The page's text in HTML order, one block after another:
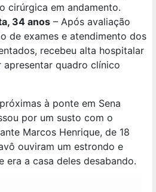
cirúrgica em andamento.
34 anos – Após avaliação
de exames e atendimento dos
recebeu alta hospitalar
apresentar quadro clínico
à ponte em Sena
por um susto com o
Marcos Henrique, de 18
ouviram um estrondo e
era a casa deles desabando.